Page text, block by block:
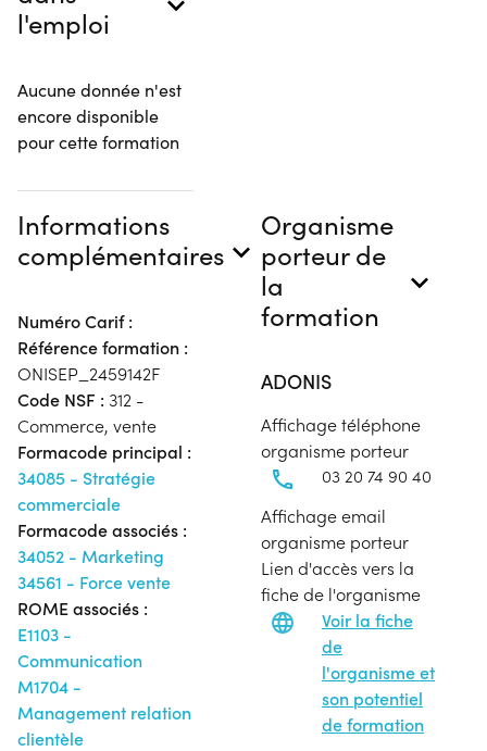
l'emploi
Aucune donnée n'est
encore disponible
pour cette formation
Informations
complémentaires
Numéro Carif :
Référence formation :
ONISEP_2459142F
Code NSF : 312 -
Commerce, vente
Formacode principal :
34085 - Stratégie
commerciale
Formacode associés :
34052 - Marketing
34561 - Force vente
ROME associés :
E1103 -
Communication
M1704 -
Management relation
clientèle
Organisme
porteur de
la
formation
ADONIS
Affichage téléphone
organisme porteur
03 20 74 90 40
Affichage email
organisme porteur
Lien d'accès vers la
fiche de l'organisme
Voir la fiche
de
l'organisme et
son potentiel
de formation